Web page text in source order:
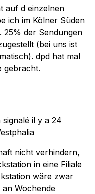
auf d einzelnen
ich im Kölner Süden
25% der Sendungen
(bei uns ist
dpd hat mal
gebracht.
signalé il y a 24
nicht verhindern,
in eine Filiale
wäre zwar
Wochende